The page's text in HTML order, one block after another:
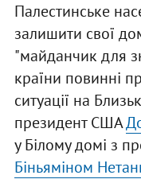
Палестинське
залишити свої
"майданчик для
країни повинні
ситуації на
президент США
у Білому домі з
Біньяміном